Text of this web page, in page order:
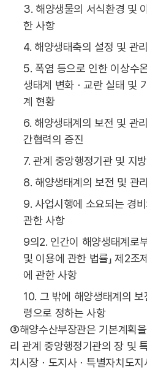
3. 해양생물의 서식환경 및
한 사항
4. 해양생태축의 설정 및 관
5. 폭염 등으로 인한 이상수
생태계 변화ㆍ교란 실태 및
계 현황
6. 해양생태계의 보전 및 관
간협력의 증진
7. 관계 중앙행정기관 및 지
8. 해양생태계의 보전 및 관
9. 사업시행에 소요되는 경
관한 사항
9의2. 인간이 해양생태계로
및 이용에 관한 법률」 제2
에 관한 사항
10. 그 밖에 해양생태계의
령으로 정하는 사항
③해양수산부장관은 기본계획
리 관계 중앙행정기관의 장 및
치시장ㆍ도지사ㆍ특별자치도